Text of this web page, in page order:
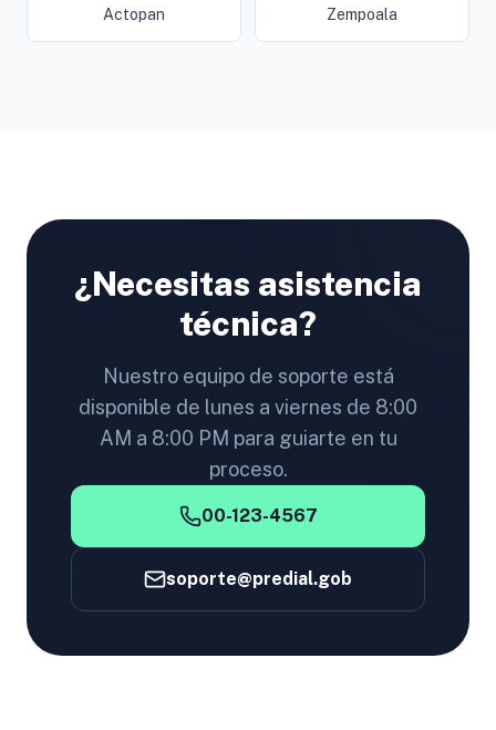
Actopan Zempoala
¿Necesitas asistencia
técnica?
Nuestro equipo de soporte está
disponible de lunes a viernes de 8:00
AM a 8:00 PM para guiarte en tu
proceso.
00-123-4567
soporte@predial.gob